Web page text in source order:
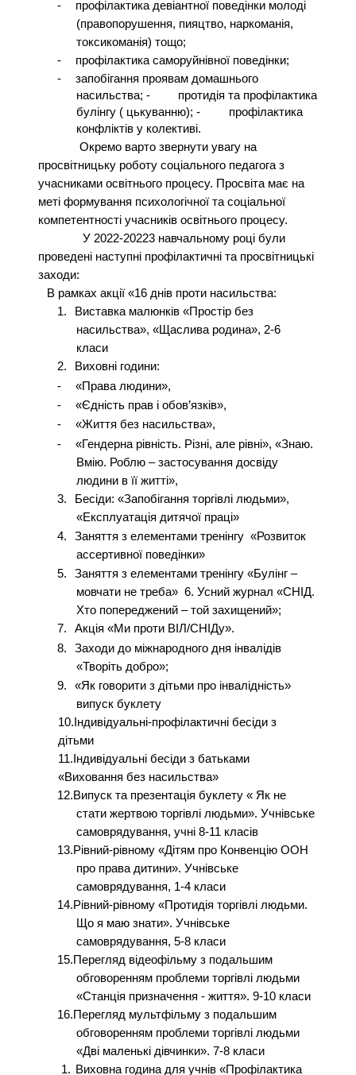
-
профілактика девіантної поведінки молоді
(правопорушення, пияцтво, наркоманія,
токсикоманія) тощо;
-
профілактика саморуйнівної поведінки;
-
запобігання проявам домашнього
насильства; -
протидія та профілактика
булінгу ( цькуванню); -
профілактика
конфліктів у колективі.
Окремо варто звернути увагу на
просвітницьку роботу соціального педагога з
учасниками освітнього процесу. Просвіта має на
меті формування психологічної та соціальної
компетентності учасників освітнього процесу.
У 2022-20223 навчальному році були
проведені наступні профілактичні та просвітницькі
заходи:
В рамках акції «16 днів проти насильства:
1.
Виставка малюнків «Простір без
насильства», «Щаслива родина», 2-6
класи
2.
Виховні години:
-
«Права людини»,
-
«Єдність прав і обов’язків»,
-
«Життя без насильства»,
-
«Гендерна рівність. Різні, але рівні», «Знаю.
Вмію. Роблю – застосування досвіду
людини в її житті»,
3.
Бесіди: «Запобігання торгівлі людьми»,
«Експлуатація дитячої праці»
4.
Заняття з елементами тренінгу «Розвиток
ассертивної поведінки»
5.
Заняття з елементами тренінгу «Булінг –
мовчати не треба» 6. Усний журнал «СНІД.
Хто попереджений – той захищений»;
7.
Акція «Ми проти ВІЛ/СНІДу».
8.
Заходи до міжнародного дня інвалідів
«Творіть добро»;
9.
«Як говорити з дітьми про інвалідність»
випуск буклету
10.Індивідуальні-профілактичні бесіди з
дітьми
11.Індивідуальні бесіди з батьками
«Виховання без насильства»
12.Випуск та презентація буклету « Як не
стати жертвою торгівлі людьми». Учнівське
самоврядування, учні 8-11 класів
13.Рівний-рівному «Дітям про Конвенцію ООН
про права дитини». Учнівське
самоврядування, 1-4 класи
14.Рівний-рівному «Протидія торгівлі людьми.
Що я маю знати». Учнівське
самоврядування, 5-8 класи
15.Перегляд відеофільму з подальшим
обговоренням проблеми торгівлі людьми
«Станція призначення - життя». 9-10 класи
16.Перегляд мультфільму з подальшим
обговоренням проблеми торгівлі людьми
«Дві маленькі дівчинки». 7-8 класи
1. Виховна година для учнів «Профілактика